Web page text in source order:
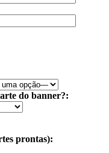
do banner?:
prontas):